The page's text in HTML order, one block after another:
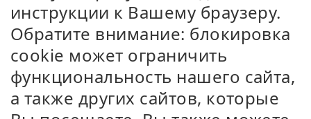
инструкции к Вашему браузеру.
Обратите внимание: блокировка
cookie может ограничить
функциональность нашего сайта,
а также других сайтов, которые